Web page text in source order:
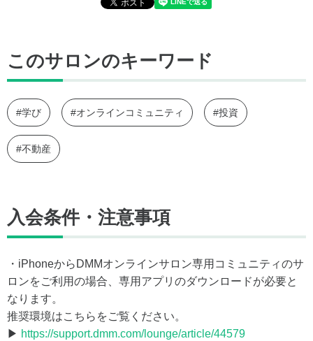
このサロンのキーワード
#学び #オンラインコミュニティ #投資
#不動産
入会条件・注意事項
・iPhoneからDMMオンラインサロン専用コミュニティのサ
ロンをご利用の場合、専用アプリのダウンロードが必要と
なります。
推奨環境はこちらをご覧ください。
▶ https://support.dmm.com/lounge/article/44579